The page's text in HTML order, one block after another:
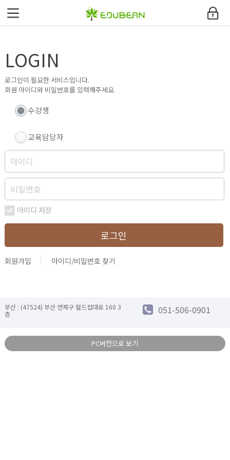
에듀빈
환급과정안내
교육과정
커뮤니티
고객지원센터
내강의실
사이트맵
LOGIN
로그인이 필요한 서비스입니다.
회원 아이디와 비밀번호를 입력해주세요.
수강생
교육담당자
아이디 저장
회원가입 아이디/비밀번호 찾기
부산 : (47524) 부산 연제구 월드컵대로 160 3
층
051-506-0901
PC버전으로 보기